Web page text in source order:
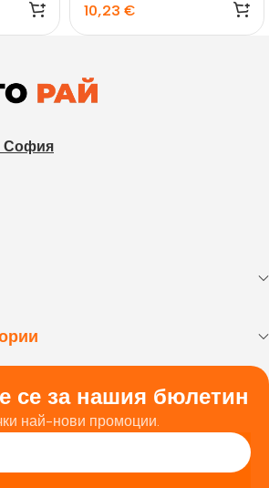
10,23 €
София
се за нашия бюлетин
най-нови промоции.